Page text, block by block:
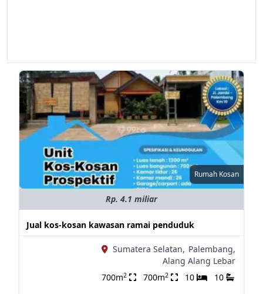
Rumah Kosan
Rp. 4.1 miliar
Jual kos-kosan kawasan ramai penduduk
Sumatera Selatan, Palembang,
Alang Alang Lebar
700m2 700m2 10 10